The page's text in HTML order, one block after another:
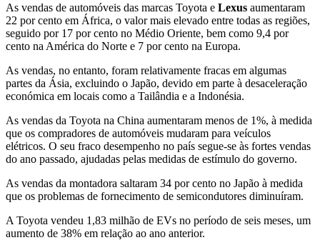
As vendas de automóveis das marcas Toyota e Lexus aumentaram
22 por cento em África, o valor mais elevado entre todas as regiões,
seguido por 17 por cento no Médio Oriente, bem como 9,4 por
cento na América do Norte e 7 por cento na Europa.
As vendas, no entanto, foram relativamente fracas em algumas
partes da Ásia, excluindo o Japão, devido em parte à desaceleração
económica em locais como a Tailândia e a Indonésia.
As vendas da Toyota na China aumentaram menos de 1%, à medida
que os compradores de automóveis mudaram para veículos
elétricos. O seu fraco desempenho no país segue-se às fortes vendas
do ano passado, ajudadas pelas medidas de estímulo do governo.
As vendas da montadora saltaram 34 por cento no Japão à medida
que os problemas de fornecimento de semicondutores diminuíram.
A Toyota vendeu 1,83 milhão de EVs no período de seis meses, um
aumento de 38% em relação ao ano anterior.